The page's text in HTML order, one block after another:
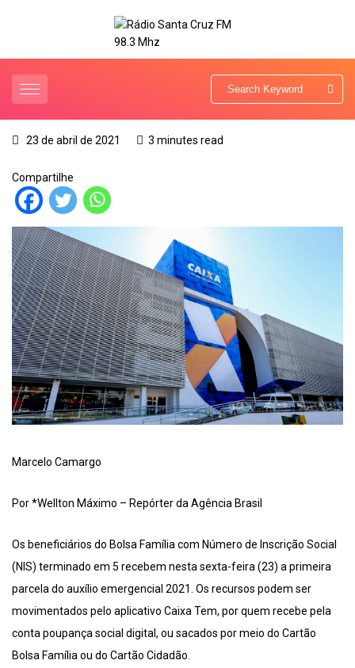
23 de abril de 2021 3 minutes read
Compartilhe
Marcelo Camargo
Por *Wellton Máximo – Repórter da Agência Brasil
Os beneficiários do Bolsa Família com Número de Inscrição Social
(NIS) terminado em 5 recebem nesta sexta-feira (23) a primeira
parcela do auxílio emergencial 2021. Os recursos podem ser
movimentados pelo aplicativo Caixa Tem, por quem recebe pela
conta poupança social digital, ou sacados por meio do Cartão
Bolsa Família ou do Cartão Cidadão.